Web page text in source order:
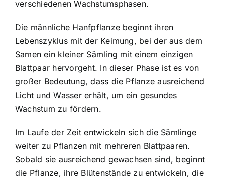
verschiedenen Wachstumsphasen.
Die männliche Hanfpflanze beginnt ihren
Lebenszyklus mit der Keimung, bei der aus dem
Samen ein kleiner Sämling mit einem einzigen
Blattpaar hervorgeht. In dieser Phase ist es von
großer Bedeutung, dass die Pflanze ausreichend
Licht und Wasser erhält, um ein gesundes
Wachstum zu fördern.
Im Laufe der Zeit entwickeln sich die Sämlinge
weiter zu Pflanzen mit mehreren Blattpaaren.
Sobald sie ausreichend gewachsen sind, beginnt
die Pflanze, ihre Blütenstände zu entwickeln, die